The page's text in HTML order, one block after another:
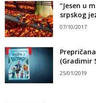
“Jesen u
srpskog
07/10/2017
(Gradimir
25/01/2019